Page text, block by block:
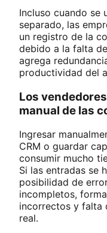
Incluso cuando se
separado, las
un registro de la
debido a la falta
agrega
productividad del
Los
manual de las
Ingresar
CRM o guardar
consumir mucho
Si las entradas se
posibilidad de
incompletos,
incorrectos y falta
real.